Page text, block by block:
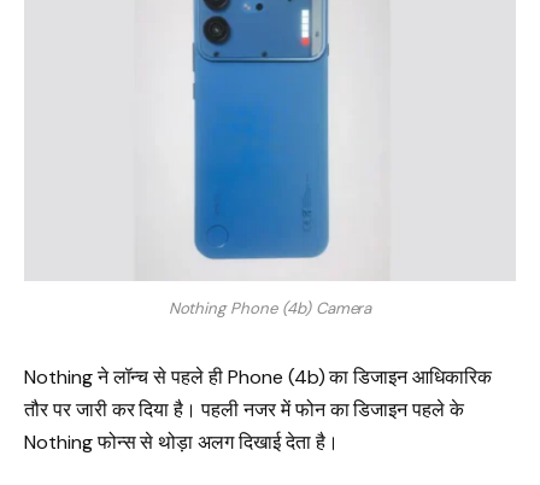
Nothing Phone (4b) Camera
Nothing ने लॉन्च से पहले ही Phone (4b) का डिजाइन आधिकारिक
तौर पर जारी कर दिया है। पहली नजर में फोन का डिजाइन पहले के
Nothing फोन्स से थोड़ा अलग दिखाई देता है।